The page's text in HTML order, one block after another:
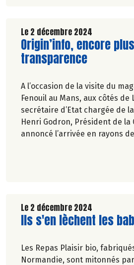
Le 2 décembre 2024
Lire la suite de l'article
Origin’info, encore
transparence
A l’occasion de la visite du
Fenouil au Mans, aux côtés de
secrétaire d’Etat chargée de
Henri Godron, Président de la
annoncé l’arrivée en rayons
Le 2 décembre 2024
Lire la suite de l'article
Ils s'en lèchent les
Les Repas Plaisir bio,
Normandie, sont mitonnés